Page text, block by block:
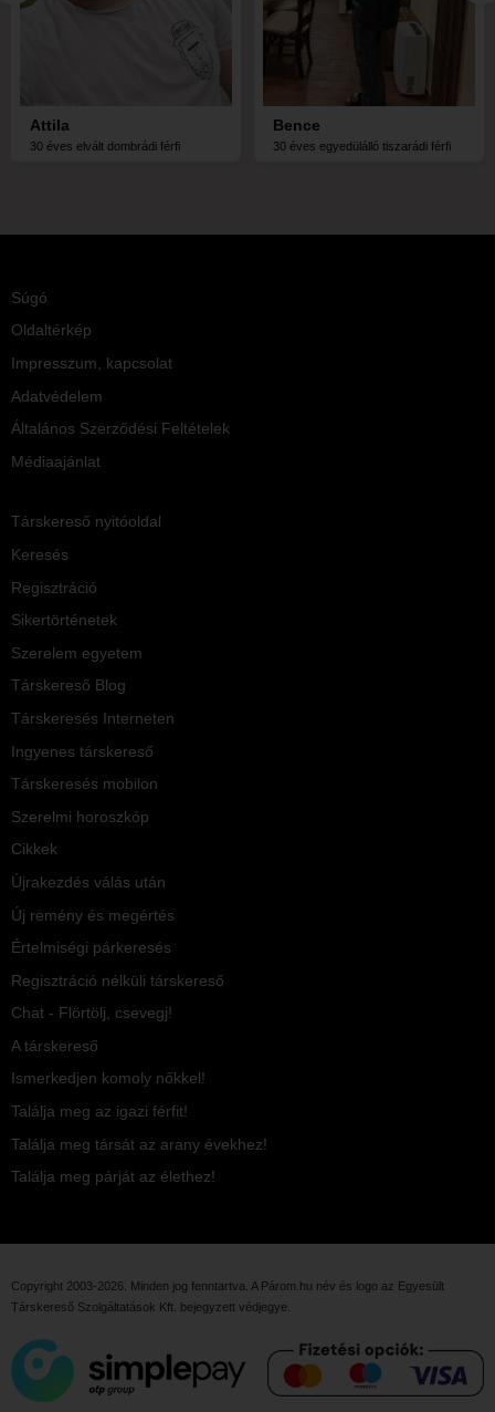
Attila
30 éves elvált dombrádi férfi
Bence
30 éves egyedülálló tiszarádi férfi
Súgó
Oldaltérkép
Impresszum, kapcsolat
Adatvédelem
Általános Szerződési Feltételek
Médiaajánlat
Társkereső nyitóoldal
Keresés
Regisztráció
Sikertörténetek
Szerelem egyetem
Társkereső Blog
Társkeresés Interneten
Ingyenes társkereső
Társkeresés mobilon
Szerelmi horoszkóp
Cikkek
Újrakezdés válás után
Új remény és megértés
Értelmiségi párkeresés
Regisztráció nélküli társkereső
Chat - Flörtölj, csevegj!
A társkereső
Ismerkedjen komoly nőkkel!
Találja meg az igazi férfit!
Találja meg társát az arany évekhez!
Találja meg párját az élethez!
Copyright 2003-2026. Minden jog fenntartva. A Párom.hu név és logo az Egyesült
Társkereső Szolgáltatások Kft.
bejegyzett védjegye.